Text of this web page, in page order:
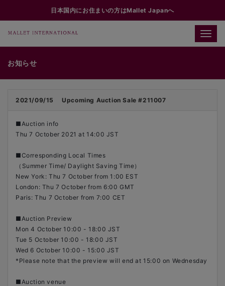
日本国内にお住まいの方はMallet Japanへ
Toggle
お知らせ
2021/09/15 Upcoming Auction Sale #211007
■Auction info
Thu 7 October 2021 at 14:00 JST
■Corresponding Local Times
（Summer Time/ Daylight Saving Time）
New York: Thu 7 October from 1:00 EST
London: Thu 7 October from 6:00 GMT
Paris: Thu 7 October from 7:00 CET
■Auction Preview
Mon 4 October 10:00 - 18:00 JST
Tue 5 October 10:00 - 18:00 JST
Wed 6 October 10:00 - 15:00 JST
*Please note that the preview will end at 15:00 on Wednesday
■Auction venue